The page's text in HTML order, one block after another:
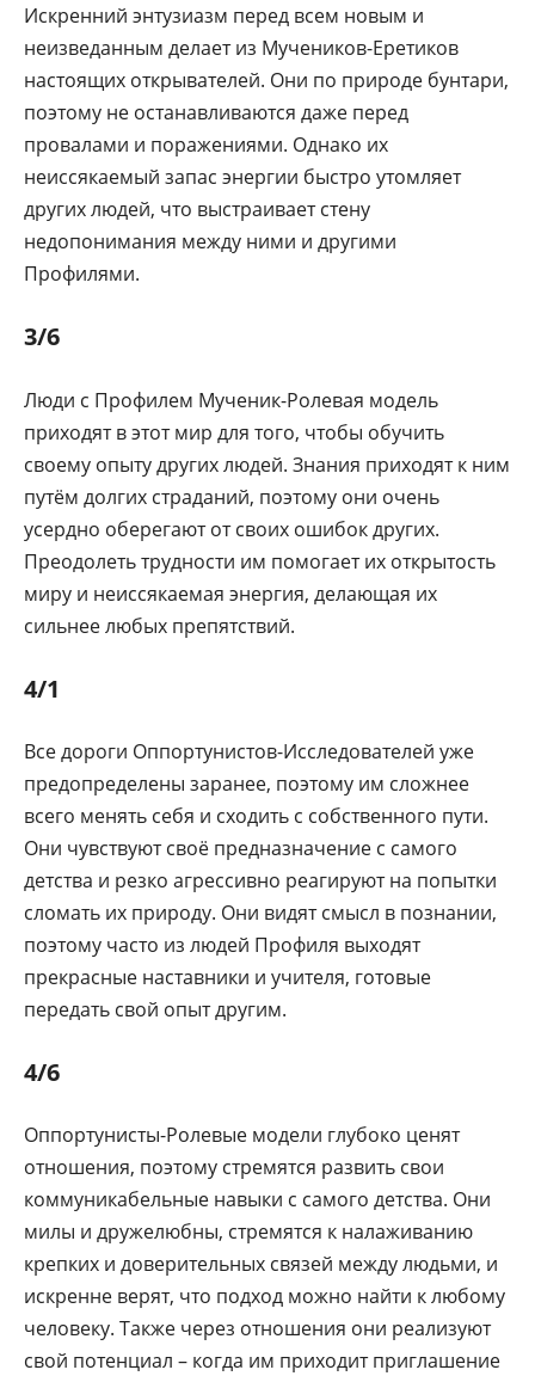
Искренний энтузиазм перед всем новым и
неизведанным делает из Мучеников-Еретиков
настоящих открывателей. Они по природе бунтари,
поэтому не останавливаются даже перед
провалами и поражениями. Однако их
неиссякаемый запас энергии быстро утомляет
других людей, что выстраивает стену
недопонимания между ними и другими
Профилями.
3/6
Люди с Профилем Мученик-Ролевая модель
приходят в этот мир для того, чтобы обучить
своему опыту других людей. Знания приходят к ним
путём долгих страданий, поэтому они очень
усердно оберегают от своих ошибок других.
Преодолеть трудности им помогает их открытость
миру и неиссякаемая энергия, делающая их
сильнее любых препятствий.
4/1
Все дороги Оппортунистов-Исследователей уже
предопределены заранее, поэтому им сложнее
всего менять себя и сходить с собственного пути.
Они чувствуют своё предназначение с самого
детства и резко агрессивно реагируют на попытки
сломать их природу. Они видят смысл в познании,
поэтому часто из людей Профиля выходят
прекрасные наставники и учителя, готовые
передать свой опыт другим.
4/6
Оппортунисты-Ролевые модели глубоко ценят
отношения, поэтому стремятся развить свои
коммуникабельные навыки с самого детства. Они
милы и дружелюбны, стремятся к налаживанию
крепких и доверительных связей между людьми, и
искренне верят, что подход можно найти к любому
человеку. Также через отношения они реализуют
свой потенциал – когда им приходит приглашение